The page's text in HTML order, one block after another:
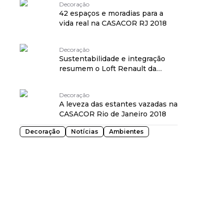
Decoração
42 espaços e moradias para a
vida real na CASACOR RJ 2018
Decoração
Sustentabilidade e integração
resumem o Loft Renault da
Decoração
A leveza das estantes vazadas na
CASACOR Rio de Janeiro 2018
Decoração Notícias Ambientes